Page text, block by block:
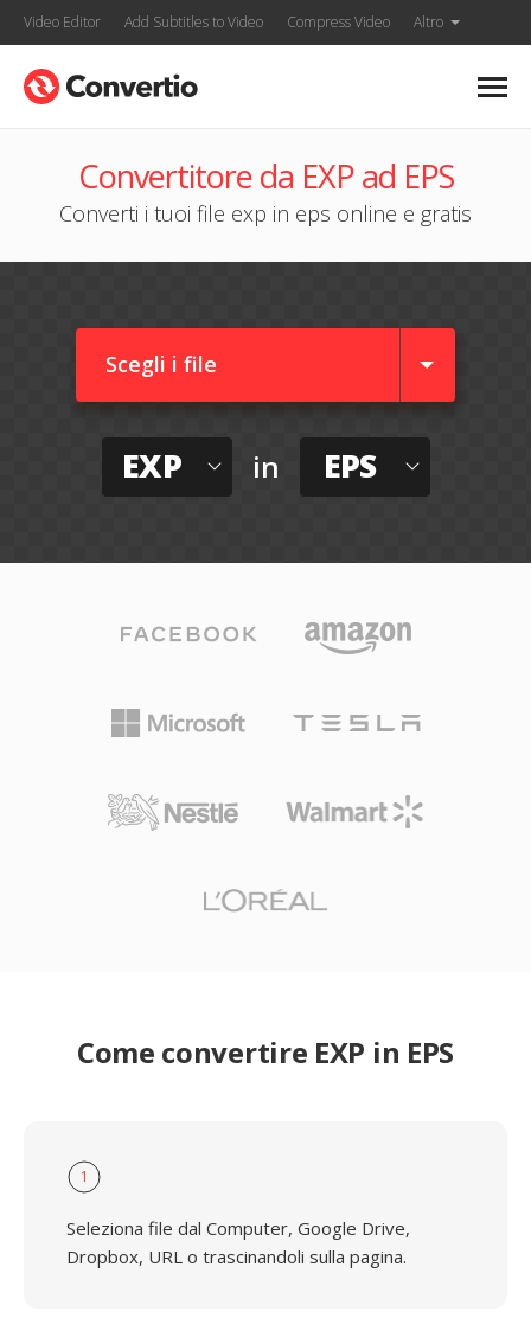
Video Editor Add Subtitles to Video Compress Video Altro
Convertitore da EXP ad EPS
Converti i tuoi file exp in eps online e gratis
Scegli i file
EXP in EPS
Come convertire EXP in EPS
1
Seleziona file dal Computer, Google Drive,
Dropbox, URL o trascinandoli sulla pagina.